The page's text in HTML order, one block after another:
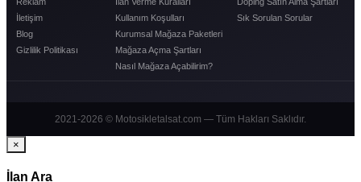
İletişim
Blog
Gizlilik Politikası
Kullanım Koşulları
Kurumsal Mağaza Paketleri
Mağaza Açma Şartları
Nasıl Mağaza Açabilirim?
Sık Sorulan Sorular
2021-2026 © Motosikletalsat.com — Tüm Hakları Saklıdır.
×
İlan Ara